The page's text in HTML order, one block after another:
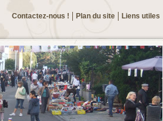
Liens utiles
Plan du site
Contactez-nous !